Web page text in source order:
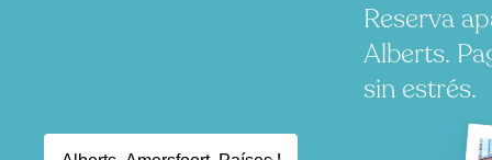
Reserva
Alberts.
sin estrés.